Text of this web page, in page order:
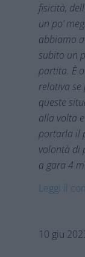
fisicità,
un po’
abbiamo
subito un
partita. È
relativa se
queste
alla volta
portarla il
volontà di
a gara 4
Leggi il
10 giu